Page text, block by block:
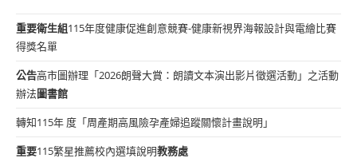
重要衛生組115年度健康促進創意競賽-健康新視界海報設計與電繪比賽
得獎名單
公告高市圖辦理「2026朗聲大賞：朗讀文本演出影片徵選活動」之活動
辦法圖書館
轉知115年 度「周產期高風險孕產婦追蹤關懷計畫說明」
重要115繁星推薦校內選填說明教務處